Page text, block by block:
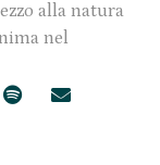
alla natura
nel